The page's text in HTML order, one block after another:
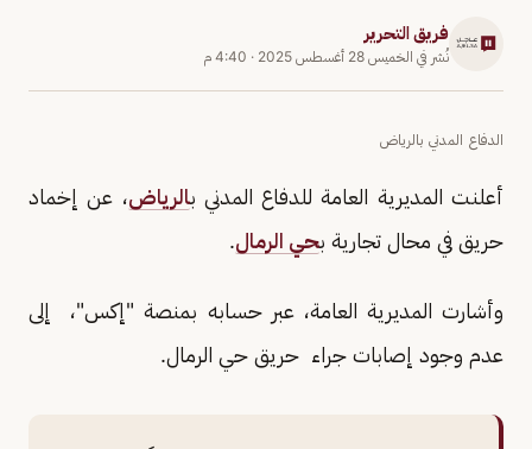
فريق التحرير
نُشر في الخميس 28 أغسطس 2025 · 4:40 م
الدفاع المدني بالرياض
أعلنت المديرية العامة للدفاع المدني بالرياض، عن إخماد
حريق في محال تجارية بحي الرمال.
وأشارت المديرية العامة، عبر حسابه بمنصة "إكس"، إلى
عدم وجود إصابات جراء حريق حي الرمال.